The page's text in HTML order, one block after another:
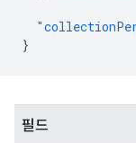
}
필드